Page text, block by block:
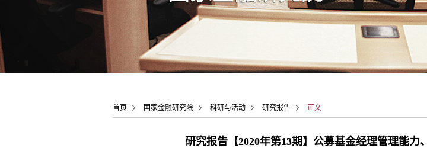
首页 国家金融研究院 科研与活动 研究报告 正文
研究报告【2020年第13期】公募基金经理管理能